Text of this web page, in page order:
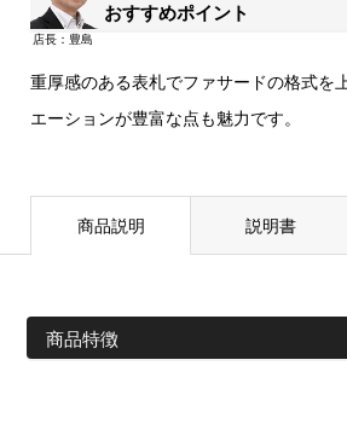
おすすめポイント
重厚感のある表札でファサードの格式を
エーションが豊富な点も魅力です。
商品説明 説明書
商品特徴